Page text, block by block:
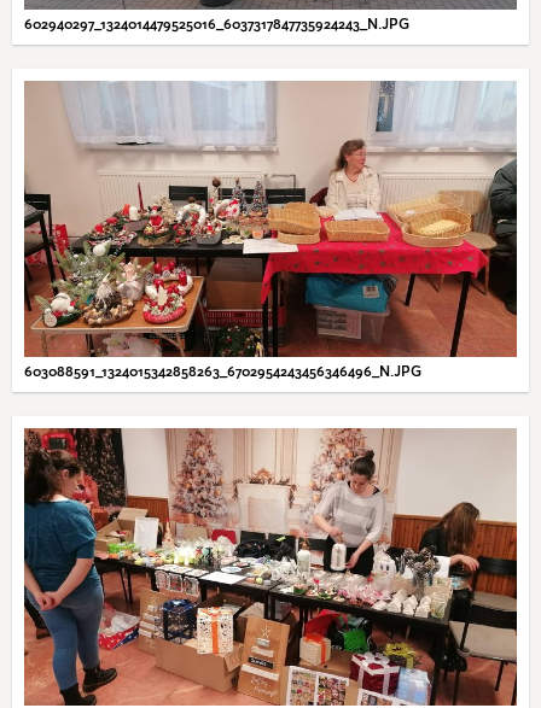
602940297_1324014479525016_6037317847735924243_N.JPG
603088591_1324015342858263_6702954243456346496_N.JPG